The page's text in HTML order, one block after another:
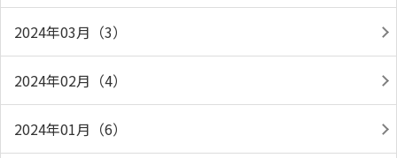
2024年03月（3）
2024年02月（4）
2024年01月（6）